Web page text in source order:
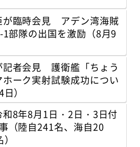
が臨時会見 アデン湾海賊
部隊の出国を激励（8月9
記者会見 護衛艦「ちょう
ーク実射試験成功につい
）
8年8月1日・2日・3日付
（陸自241名、海自20